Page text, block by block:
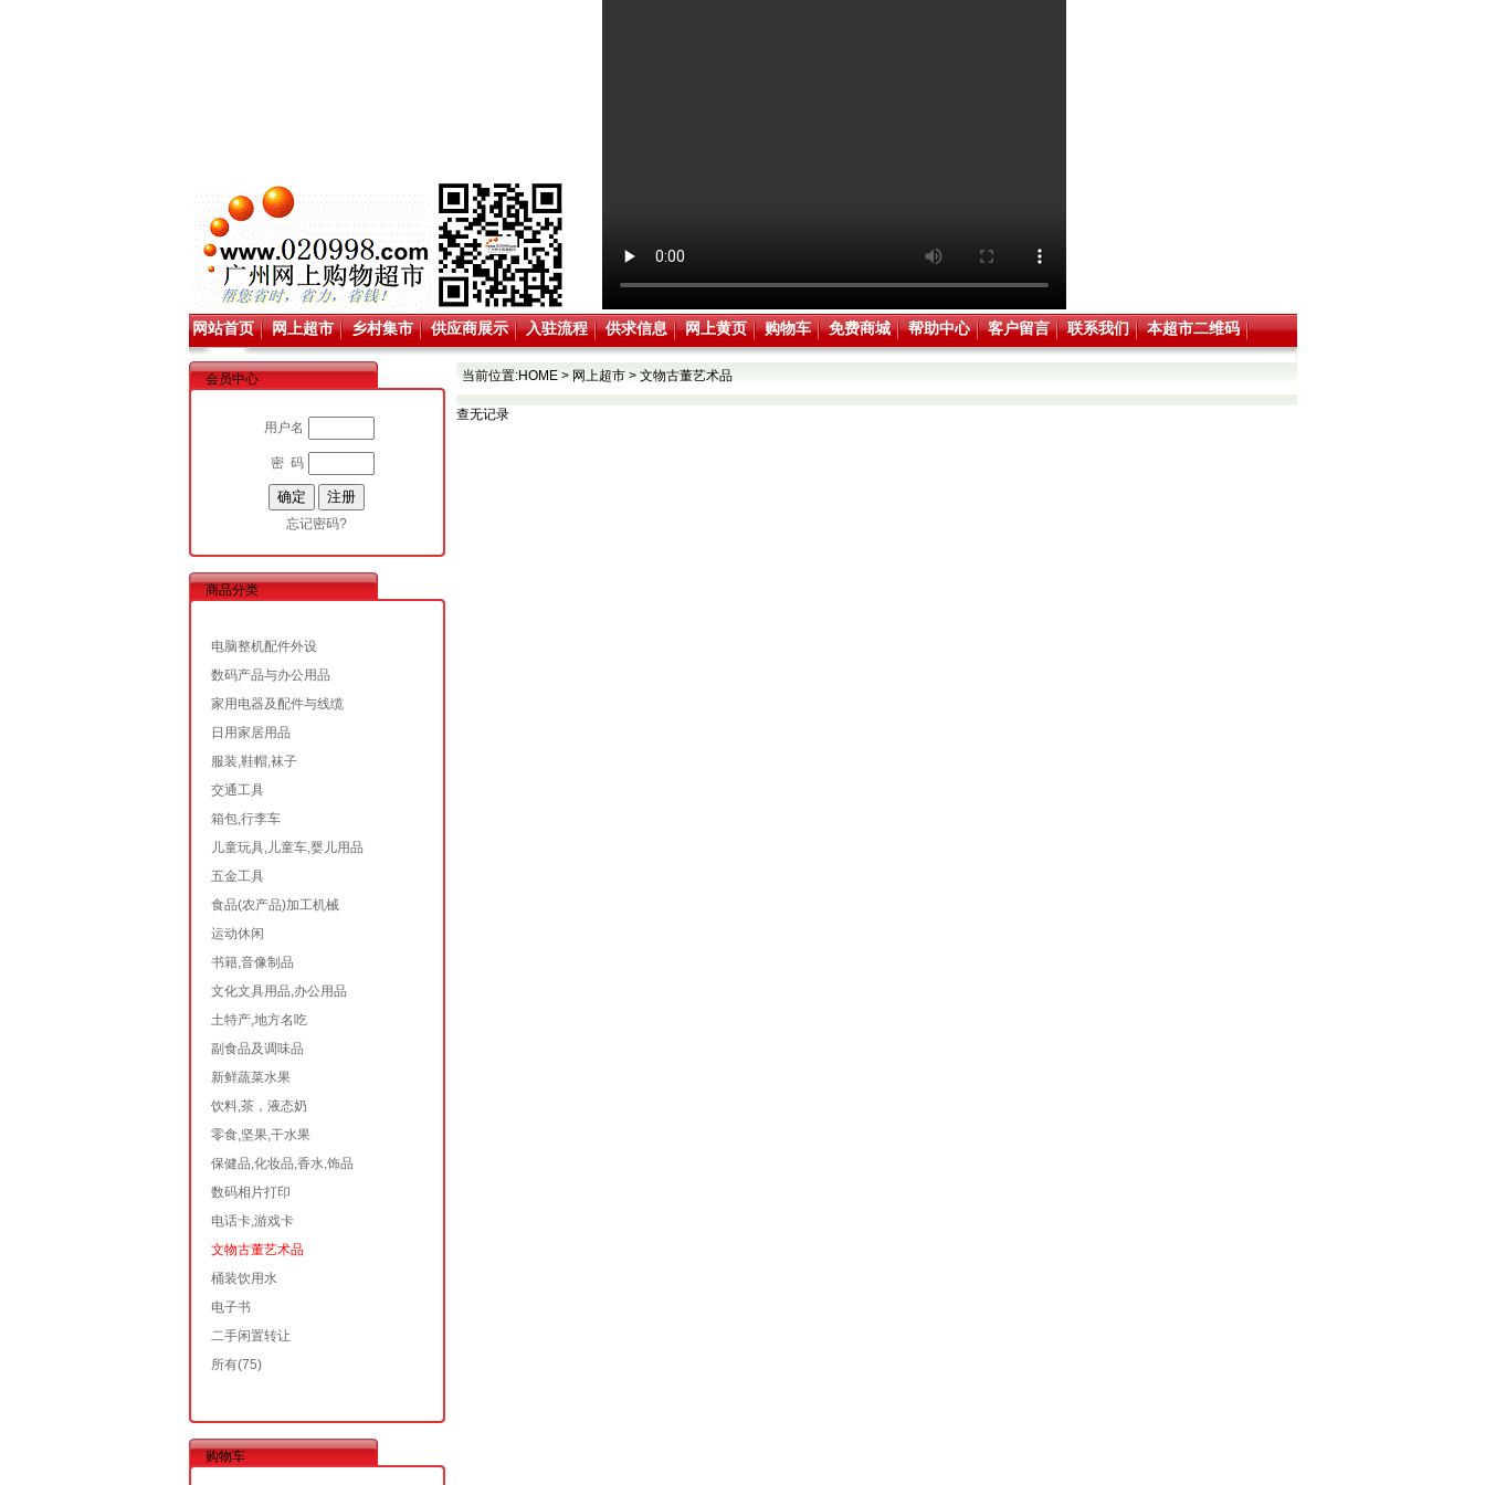
网站首页 网上超市 乡村集市 供应商展示 入驻流程 供求信息 网上黄页 购物车 免费商城 帮助中心 客户留言 联系我们 本超市二维码
会员中心
用户名
密 码
忘记密码?
商品分类
电脑整机配件外设
数码产品与办公用品
家用电器及配件与线缆
日用家居用品
服装,鞋帽,袜子
交通工具
箱包,行李车
儿童玩具,儿童车,婴儿用品
五金工具
食品(农产品)加工机械
运动休闲
书籍,音像制品
文化文具用品,办公用品
土特产,地方名吃
副食品及调味品
新鲜蔬菜水果
饮料,茶，液态奶
零食,坚果,干水果
保健品,化妆品,香水,饰品
数码相片打印
电话卡,游戏卡
文物古董艺术品
桶装饮用水
电子书
二手闲置转让
所有(75)
购物车
当前位置:HOME> 网上超市> 文物古董艺术品
查无记录